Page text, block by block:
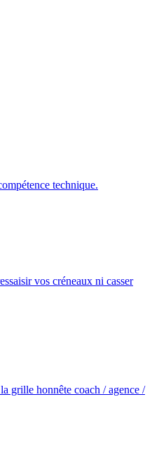
technique.
vos créneaux ni casser
grille honnête coach / agence /